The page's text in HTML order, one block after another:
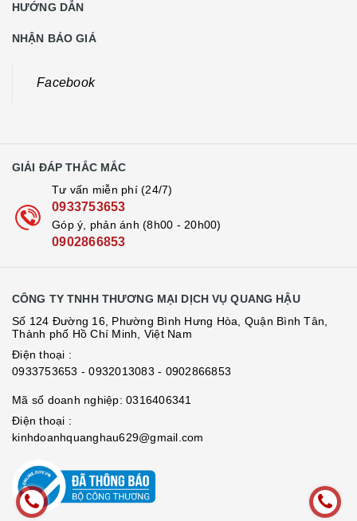
HƯỚNG DẪN
NHẬN BÁO GIÁ
Facebook
GIẢI ĐÁP THẮC MẮC
Tư vấn miễn phí (24/7)
0933753653
Góp ý, phản ánh (8h00 - 20h00)
0902866853
CÔNG TY TNHH THƯƠNG MẠI DỊCH VỤ QUANG HẬU
Số 124 Đường 16, Phường Bình Hưng Hòa, Quận Bình Tân,
Thành phố Hồ Chí Minh, Việt Nam
Điện thoại :
0933753653 - 0932013083 - 0902866853
Mã số doanh nghiệp: 0316406341
Điện thoại :
kinhdoanhquanghau629@gmail.com